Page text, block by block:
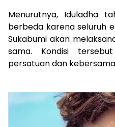
Menurutnya, Iduladha
berbeda karena seluruh
Sukabumi akan
sama. Kondisi
persatuan dan